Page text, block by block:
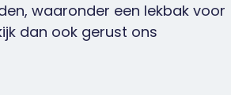
waaronder een lekbak voor
dan ook gerust ons